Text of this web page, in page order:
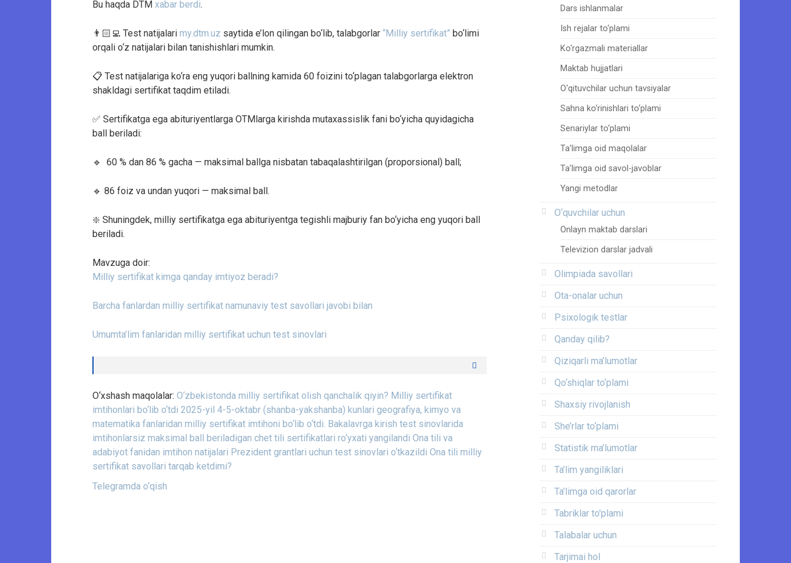
Bu haqda DTM xabar berdi.
👨🏻‍💻 Test natijalari my.dtm.uz saytida e’lon qilingan bo‘lib, talabgorlar “Milliy sertifikat” bo‘limi
orqali o‘z natijalari bilan tanishishlari mumkin.
📋 Test natijalariga ko‘ra eng yuqori ballning kamida 60 foizini to‘plagan talabgorlarga elektron
shakldagi sertifikat taqdim etiladi.
✅ Sertifikatga ega abituriyentlarga OTMlarga kirishda mutaxassislik fani bo‘yicha quyidagicha
ball beriladi:
🔹 60 % dan 86 % gacha — maksimal ballga nisbatan tabaqalashtirilgan (proporsional) ball;
🔹 86 foiz va undan yuqori — maksimal ball.
❇️ Shuningdek, milliy sertifikatga ega abituriyentga tegishli majburiy fan bo‘yicha eng yuqori ball
beriladi.
Mavzuga doir:
Milliy sertifikat kimga qanday imtiyoz beradi?
Barcha fanlardan milliy sertifikat namunaviy test savollari javobi bilan
Umumta’lim fanlaridan milliy sertifikat uchun test sinovlari
O‘xshash maqolalar: O‘zbekistonda milliy sertifikat olish qanchalik qiyin? Milliy sertifikat
imtihonlari bo‘lib o‘tdi 2025-yil 4-5-oktabr (shanba-yakshanba) kunlari geografiya, kimyo va
matematika fanlaridan milliy sertifikat imtihoni bo‘lib o‘tdi. Bakalavrga kirish test sinovlarida
imtihonlarsiz maksimal ball beriladigan chet tili sertifikatlari ro‘yxati yangilandi Ona tili va
adabiyot fanidan imtihon natijalari Prezident grantlari uchun test sinovlari o‘tkazildi Ona tili milliy
sertifikat savollari tarqab ketdimi?
Telegramda o‘qish
Dars ishlanmalar
Ish rejalar to‘plami
Ko‘rgazmali materiallar
Maktab hujjatlari
O‘qituvchilar uchun tavsiyalar
Sahna ko‘rinishlari to‘plami
Senariylar to‘plami
Ta’limga oid maqolalar
Ta’limga oid savol-javoblar
Yangi metodlar
O‘quvchilar uchun
Onlayn maktab darslari
Televizion darslar jadvali
Olimpiada savollari
Ota-onalar uchun
Psixologik testlar
Qanday qilib?
Qiziqarli ma’lumotlar
Qo‘shiqlar to‘plami
Shaxsiy rivojlanish
She’rlar to‘plami
Statistik ma’lumotlar
Ta’lim yangiliklari
Ta’limga oid qarorlar
Tabriklar to'plami
Talabalar uchun
Tarjimai hol